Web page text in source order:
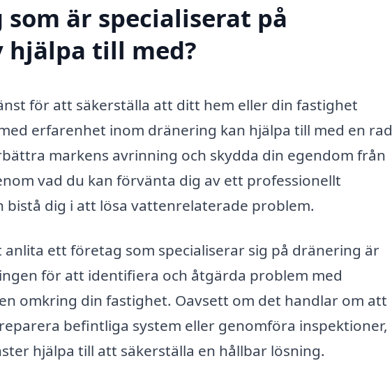
är specialiserat på
hjälpa till med?
för att säkerställa att ditt hem eller din fastighet
erfarenhet inom dränering kan hjälpa till med en rad
markens avrinning och skydda din egendom från
vad du kan förvänta dig av ett professionellt
dig i att lösa vattenrelaterade problem.
ett företag som specialiserar sig på dränering är
för att identifiera och åtgärda problem med
omkring din fastighet. Oavsett om det handlar om att
befintliga system eller genomföra inspektioner,
hjälpa till att säkerställa en hållbar lösning.